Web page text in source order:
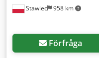
Stawiec 958 km
Förfråga